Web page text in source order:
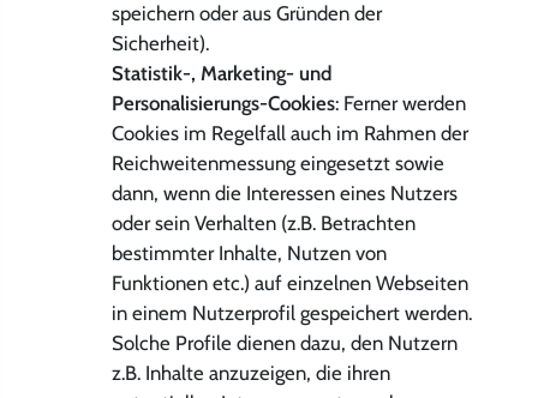
speichern oder aus Gründen der
Sicherheit).
Statistik-, Marketing- und
Personalisierungs-Cookies: Ferner werden
Cookies im Regelfall auch im Rahmen der
Reichweitenmessung eingesetzt sowie
dann, wenn die Interessen eines Nutzers
oder sein Verhalten (z.B. Betrachten
bestimmter Inhalte, Nutzen von
Funktionen etc.) auf einzelnen Webseiten
in einem Nutzerprofil gespeichert werden.
Solche Profile dienen dazu, den Nutzern
z.B. Inhalte anzuzeigen, die ihren